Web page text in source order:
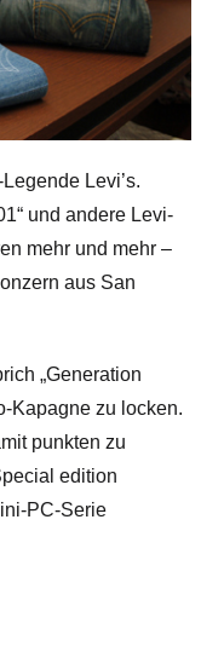
Levi’s.
und andere Levi-
mehr und mehr –
aus San
„Generation
Kapagne zu locken.
punkten zu
edition
PC-Serie